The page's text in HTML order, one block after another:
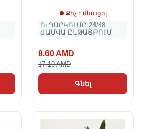
Քիչ է մնացել
ՈւՂԱՐԿՈՒՄԸ 24/48
ԺԱՄՎԱ ԸՆԹԱՑՔՈՒՄ
8.60 AMD
17.19 AMD
Գնել